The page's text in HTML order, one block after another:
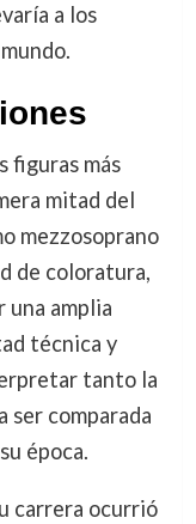
a los
figuras más
mitad del
mezzosoprano
de coloratura,
amplia
técnica y
tanto la
ser comparada
época.
carrera ocurrió